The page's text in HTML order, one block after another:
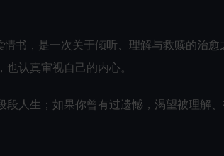
情书，是一次关于倾听、理解与救赎的治
认真审视自己的内心。
段人生；如果你曾有过遗憾，渴望被理